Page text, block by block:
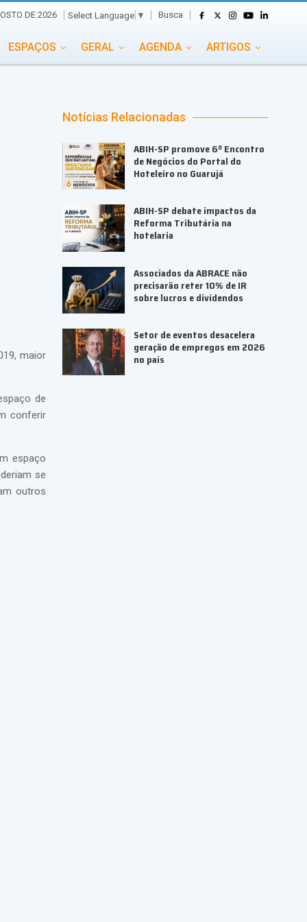
DE 2026 Select Language ▼ Busca
ESPAÇOS GERAL AGENDA ARTIGOS
PORTAL EVENTOS TV TRANSPORTES
TURISMO VAI E VEM
maior
de
conferir
espaço
se
outros
Notícias Relacionadas
ABIH-SP promove 6º Encontro
de Negócios do Portal do
Hoteleiro no Guarujá
ABIH-SP debate impactos da
Reforma Tributária na
hotelaria
Associados da ABRACE não
precisarão reter 10% de IR
sobre lucros e dividendos
Setor de eventos desacelera
geração de empregos em 2026
no país